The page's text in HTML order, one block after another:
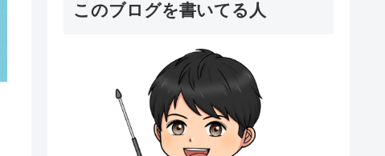
このブログを書いてる人